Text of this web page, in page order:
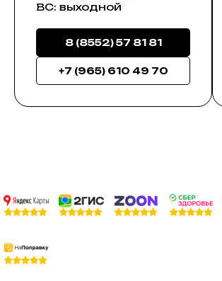
ВС: выходной
8 (8552) 57 81 81
+7 (965) 610 49 70